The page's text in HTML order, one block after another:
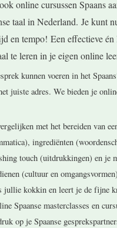
online cursussen Spaans
taal in Nederland. Je kunt
en tempo! Een effectieve én
te leren in je eigen online
kunnen voeren in het
juiste adres. We bieden je
met het bereiden van
ingrediënten
touch (uitdrukkingen) en je
(cultuur en
jullie kokkin en leert je de fijne
Spaanse masterclasses en
op je Spaanse